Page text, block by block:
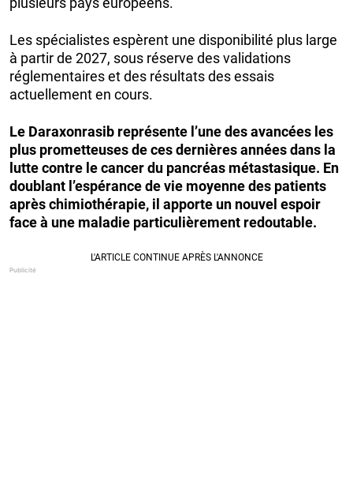
Les spécialistes espèrent une disponibilité plus large
à partir de 2027, sous réserve des validations
réglementaires et des résultats des essais
actuellement en cours.
Le Daraxonrasib représente l’une des avancées les
plus prometteuses de ces dernières années dans la
lutte contre le cancer du pancréas métastasique. En
doublant l’espérance de vie moyenne des patients
après chimiothérapie, il apporte un nouvel espoir
face à une maladie particulièrement redoutable.